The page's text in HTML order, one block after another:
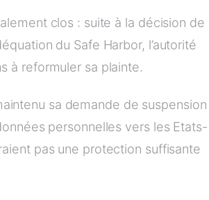
clos : suite à la décision de
du Safe Harbor, l’autorité
à reformuler sa plainte.
sa demande de suspension
personnelles vers les Etats-
pas une protection suffisante